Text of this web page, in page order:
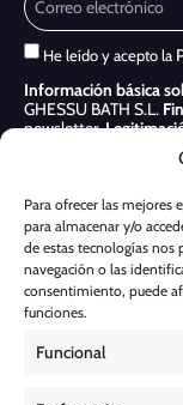
Para ofrecer las mejores
para almacenar y/o
de estas tecnologías
navegación o las
consentimiento, puede
funciones.
Funcional
He leído y acepto la
Información básica
GHESSU BATH S.L.
newsletter.
Sólo se realizan
Acceder, rectificar y